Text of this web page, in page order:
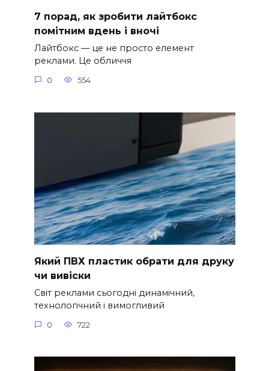
7 порад, як зробити лайтбокс
помітним вдень і вночі
Лайтбокс — це не просто елемент
реклами. Це обличчя
0 554
Який ПВХ пластик обрати для друку
чи вивіски
Світ реклами сьогодні динамічний,
технологічний і вимогливий
0 722